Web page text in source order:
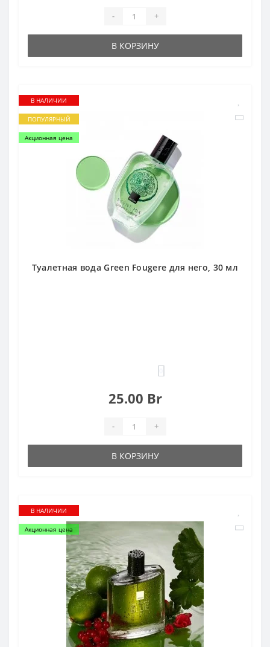
- +
В КОРЗИНУ
В НАЛИЧИИ
ПОПУЛЯРНЫЙ
Акционная цена
Туалетная вода Green Fougere для него, 30 мл
25.00 Br
- +
В КОРЗИНУ
В НАЛИЧИИ
Акционная цена